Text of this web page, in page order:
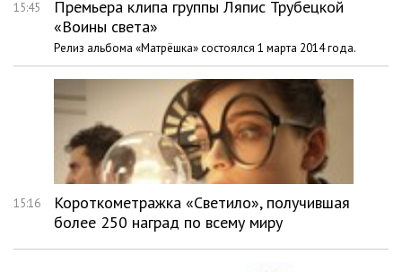
15:45
Премьера клипа группы Ляпис Трубецкой
«Воины света»
Релиз альбома «Матрёшка» состоялся 1 марта 2014 года.
15:16
Короткометражка «Светило», получившая
более 250 наград по всему миру